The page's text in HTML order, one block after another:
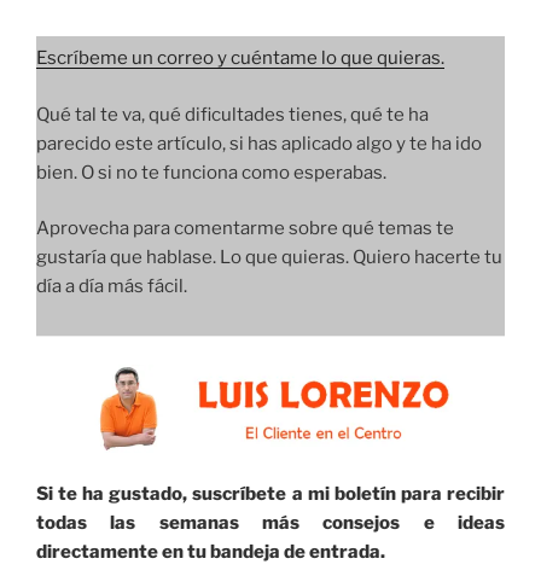
Escríbeme un correo y cuéntame lo que quieras.
Qué tal te va, qué dificultades tienes, qué te ha
parecido este artículo, si has aplicado algo y te ha ido
bien. O si no te funciona como esperabas.
Aprovecha para comentarme sobre qué temas te
gustaría que hablase. Lo que quieras. Quiero hacerte tu
día a día más fácil.
Si te ha gustado, suscríbete a mi boletín para recibir
todas las semanas más consejos e ideas
directamente en tu bandeja de entrada.